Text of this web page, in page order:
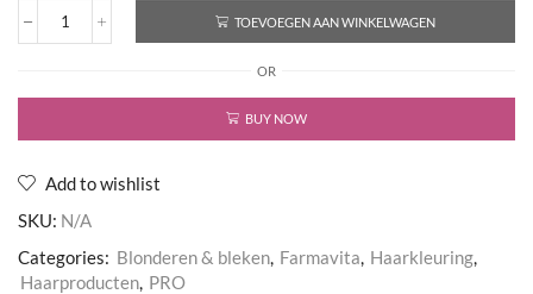
Blondeerpoeder
TOEVOEGEN AAN WINKELWAGEN
OR
BUY NOW
Add to wishlist
SKU: N/A
Categories: Blonderen & bleken, Farmavita, Haarkleuring,
Haarproducten, PRO